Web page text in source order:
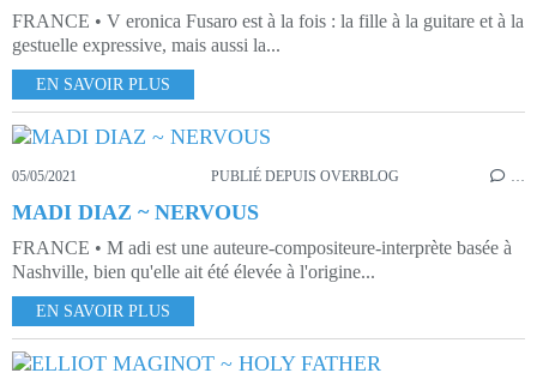
FRANCE • V eronica Fusaro est à la fois : la fille à la guitare et à la
gestuelle expressive, mais aussi la...
EN SAVOIR PLUS
05/05/2021 PUBLIÉ DEPUIS OVERBLOG
MADI DIAZ ~ NERVOUS
FRANCE • M adi est une auteure-compositeure-interprète basée à
Nashville, bien qu'elle ait été élevée à l'origine...
EN SAVOIR PLUS